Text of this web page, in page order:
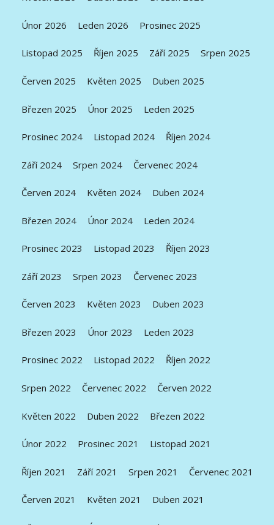
Únor 2026 Leden 2026 Prosinec 2025
Listopad 2025 Říjen 2025 Září 2025 Srpen 2025
Červen 2025 Květen 2025 Duben 2025
Březen 2025 Únor 2025 Leden 2025
Prosinec 2024 Listopad 2024 Říjen 2024
Září 2024 Srpen 2024 Červenec 2024
Červen 2024 Květen 2024 Duben 2024
Březen 2024 Únor 2024 Leden 2024
Prosinec 2023 Listopad 2023 Říjen 2023
Září 2023 Srpen 2023 Červenec 2023
Červen 2023 Květen 2023 Duben 2023
Březen 2023 Únor 2023 Leden 2023
Prosinec 2022 Listopad 2022 Říjen 2022
Srpen 2022 Červenec 2022 Červen 2022
Květen 2022 Duben 2022 Březen 2022
Únor 2022 Prosinec 2021 Listopad 2021
Říjen 2021 Září 2021 Srpen 2021 Červenec 2021
Červen 2021 Květen 2021 Duben 2021